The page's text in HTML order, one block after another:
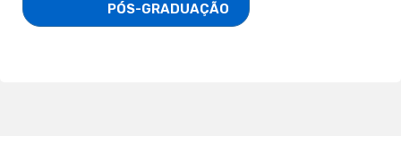
                        PÓS-GRADUAÇÃO